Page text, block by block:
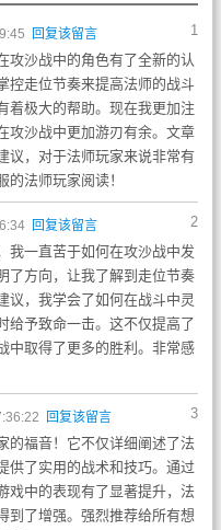
1
回复该留言
攻沙战中的角色有了全新的认
控走位节奏来提高法师的战斗
着极大的帮助。现在我更加注
攻沙战中更加游刃有余。文章
议，对于法师玩家来说非常有
法师玩家阅读！
2
回复该留言
我一直苦于如何在攻沙战中发
了方向，让我了解到走位节奏
议，我学会了如何在战斗中灵
给予致命一击。这不仅提高了
中取得了更多的胜利。非常感
3
回复该留言
的福音！它不仅详细阐述了法
供了实用的战术和技巧。通过
戏中的表现有了显著提升，法
到了增强。强烈推荐给所有想